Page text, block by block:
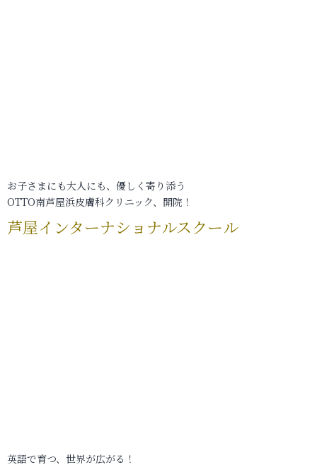
お子さまにも大人にも、優しく寄り添う
OTTO南芦屋浜皮膚科クリニック、開院！
芦屋インターナショナルスクール
英語で育つ、世界が広がる！